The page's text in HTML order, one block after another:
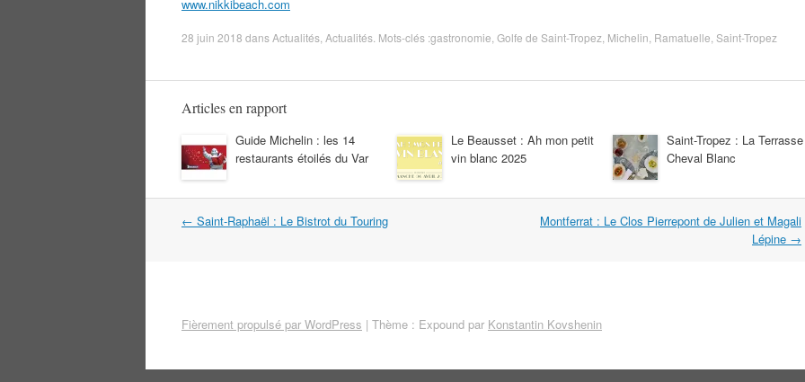
www.nikkibeach.com
28 juin 2018 dansActualités Actualités . Mots-clés :gastronomie Golfe de Saint-Tropez Michelin Ramatuelle Saint-Tropez
Articles en rapport
Guide Michelin : les 14
restaurants étoilés du Var
Le Beausset : Ah mon petit
vin blanc 2025
Saint-Tropez : La Terrasse
Cheval Blanc
Navigation
← Saint-Raphaël : Le Bistrot du Touring
Montferrat : Le Clos Pierrepont de Julien et Magali
Lépine →
Fièrement propulsé par WordPress | Thème : Expound par Konstantin Kovshenin